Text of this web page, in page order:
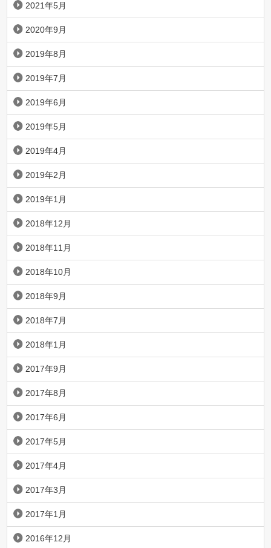
2021年5月
2020年9月
2019年8月
2019年7月
2019年6月
2019年5月
2019年4月
2019年2月
2019年1月
2018年12月
2018年11月
2018年10月
2018年9月
2018年7月
2018年1月
2017年9月
2017年8月
2017年6月
2017年5月
2017年4月
2017年3月
2017年1月
2016年12月